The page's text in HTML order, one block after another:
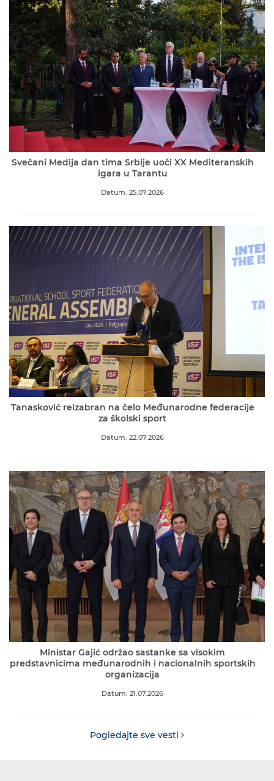
Svečani Medija dan tima Srbije uoči XX Mediteranskih
igara u Tarantu
Datum: 25.07.2026
Tanasković reizabran na čelo Međunarodne federacije
za školski sport
Datum: 22.07.2026
Ministar Gajić održao sastanke sa visokim
predstavnicima međunarodnih i nacionalnih sportskih
organizacija
Datum: 21.07.2026
Pogledajte sve vesti